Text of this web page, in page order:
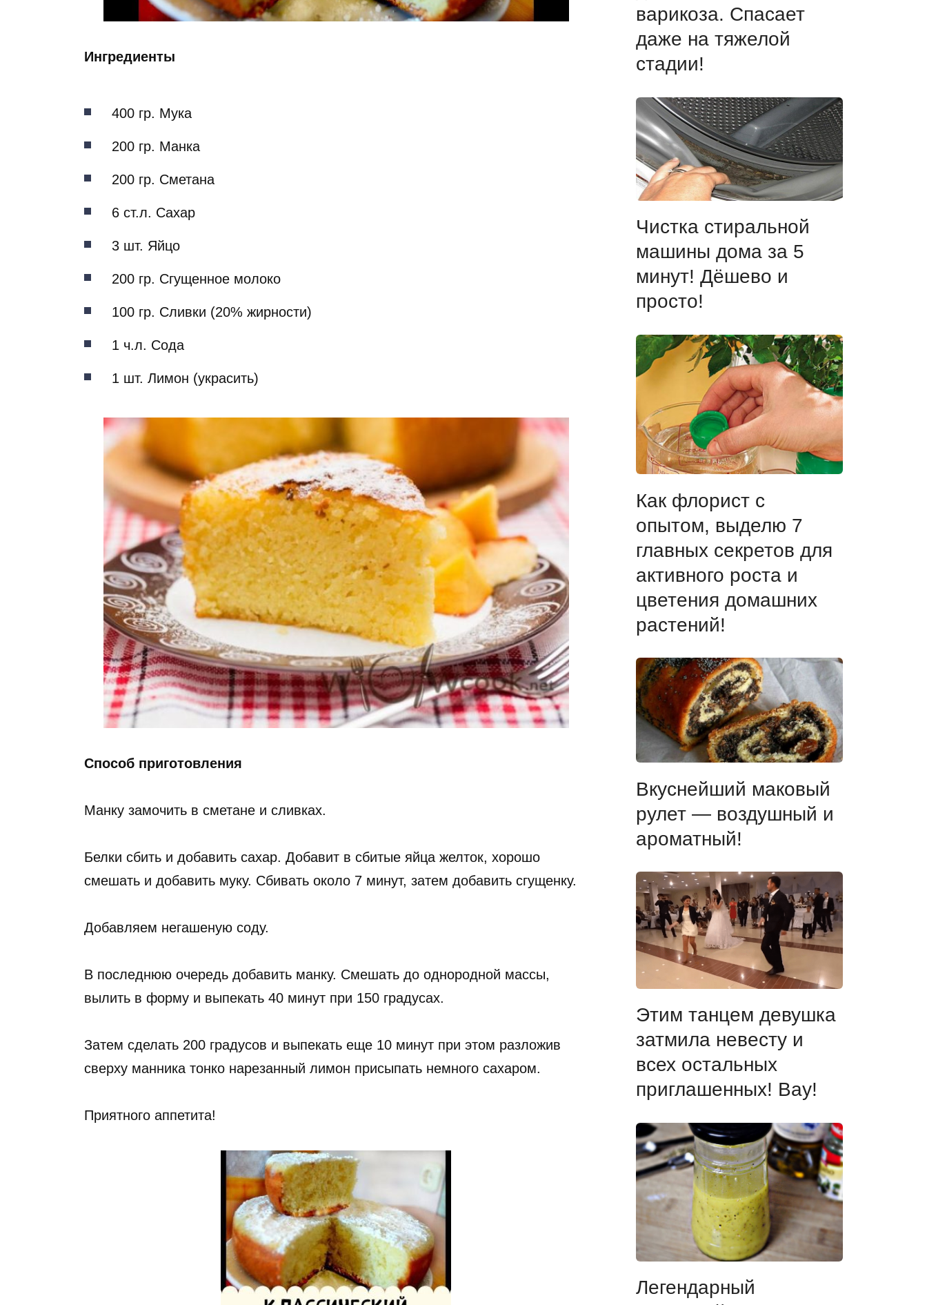
Ингредиенты
400 гр. Мука
200 гр. Манка
200 гр. Сметана
6 ст.л. Сахар
3 шт. Яйцо
200 гр. Сгущенное молоко
100 гр. Сливки (20% жирности)
1 ч.л. Сода
1 шт. Лимон (украсить)
Способ приготовления
Манку замочить в сметане и сливках.
Белки сбить и добавить сахар. Добавит в сбитые яйца желток, хорошо
смешать и добавить муку. Сбивать около 7 минут, затем добавить сгущенку.
Добавляем негашеную соду.
В последнюю очередь добавить манку. Смешать до однородной массы,
вылить в форму и выпекать 40 минут при 150 градусах.
Затем сделать 200 градусов и выпекать еще 10 минут при этом разложив
сверху манника тонко нарезанный лимон присыпать немного сахаром.
Приятного аппетита!
варикоза. Спасает
даже на тяжелой
стадии!
Чистка стиральной
машины дома за 5
минут! Дёшево и
просто!
Как флорист с
опытом, выделю 7
главных секретов для
активного роста и
цветения домашних
растений!
Вкуснейший маковый
рулет — воздушный и
ароматный!
Этим танцем девушка
затмила невесту и
всех остальных
приглашенных! Вау!
Легендарный